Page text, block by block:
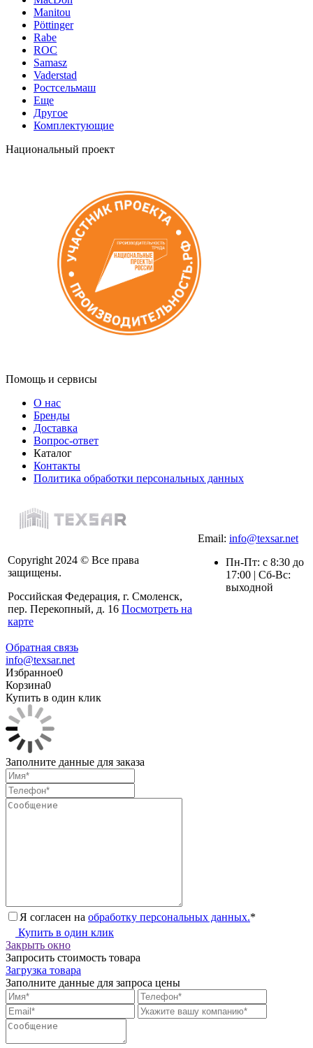
Manitou
Pöttinger
Rabe
ROC
Samasz
Vaderstad
Ростсельмаш
Еще
Другое
Комплектующие
Национальный проект
Помощь и сервисы
О нас
Бренды
Доставка
Вопрос-ответ
Каталог
Контакты
Политика обработки персональных данных
Copyright 2024 © Все права
защищены.
Российская Федерация, г. Смоленск,
пер. Перекопный, д. 16 Посмотреть на
карте
Email: info@texsar.net
Пн-Пт: с 8:30 до
17:00 | Сб-Вс:
выходной
Обратная связь
info@texsar.net
Избранное0
Корзина0
Купить в один клик
Заполните данные для заказа
Я согласен на обработку персональных данных.*
Купить в один клик
Закрыть окно
Запросить стоимость товара
Загрузка товара
Заполните данные для запроса цены